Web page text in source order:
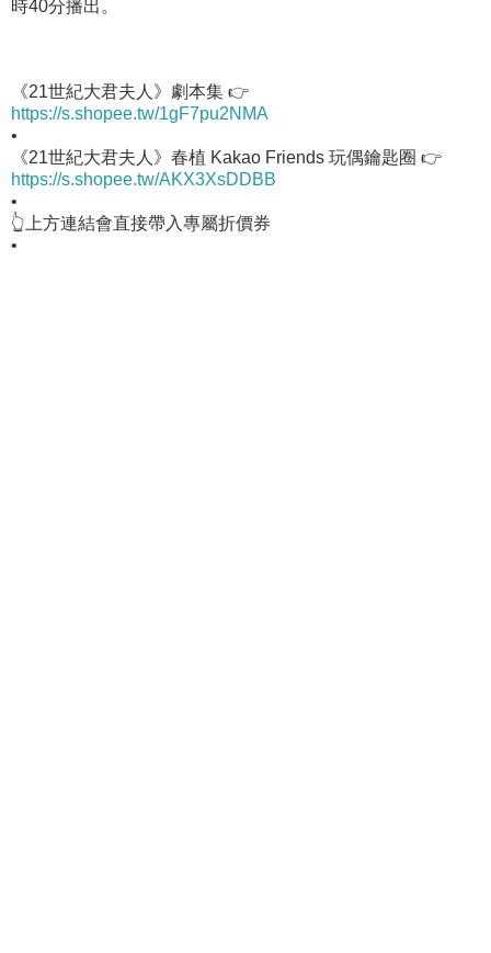
時40分播出。
《21世紀大君夫人》劇本集 👉
https://s.shopee.tw/1gF7pu2NMA
•
《21世紀大君夫人》春植 Kakao Friends 玩偶鑰匙圈 👉
https://s.shopee.tw/AKX3XsDDBB
•
👆上方連結會直接帶入專屬折價券
•